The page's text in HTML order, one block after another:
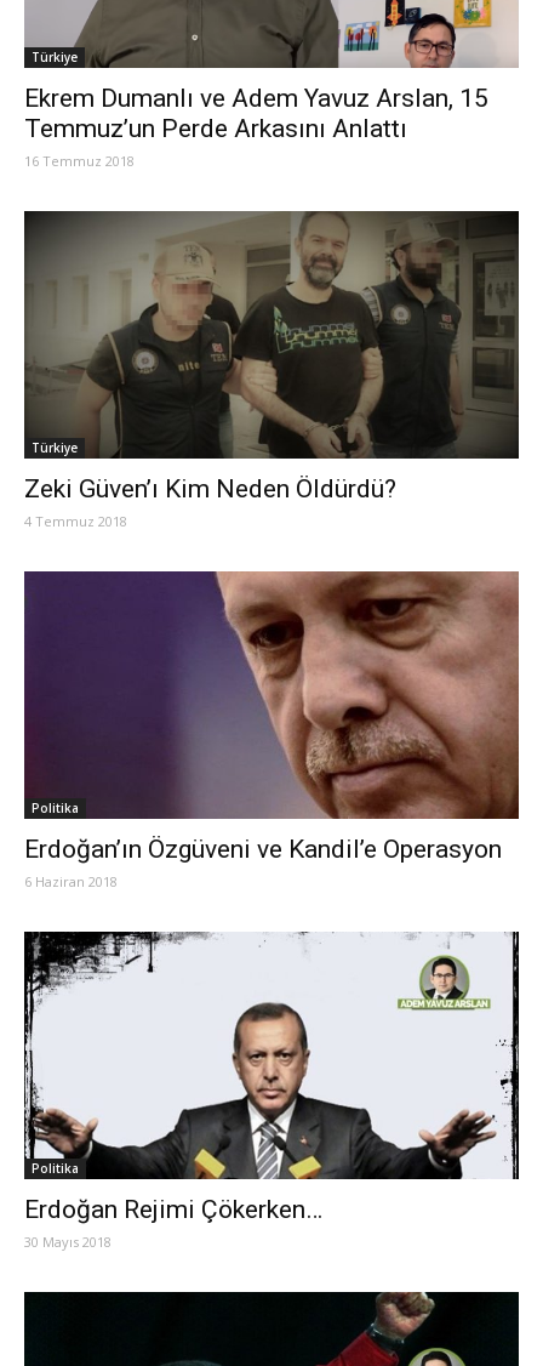
Türkiye
Ekrem Dumanlı ve Adem Yavuz Arslan, 15
Temmuz’un Perde Arkasını Anlattı
16 Temmuz 2018
Türkiye
Zeki Güven’ı Kim Neden Öldürdü?
4 Temmuz 2018
Politika
Erdoğan’ın Özgüveni ve Kandil’e Operasyon
6 Haziran 2018
Politika
Erdoğan Rejimi Çökerken…
30 Mayıs 2018